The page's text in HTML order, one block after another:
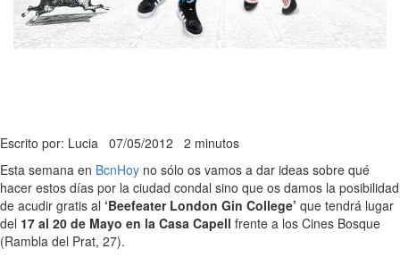
Escrito por: Lucia 07/05/2012 2 minutos
Esta semana en BcnHoy no sólo os vamos a dar ideas sobre qué
hacer estos días por la ciudad condal sino que os damos la posibilidad
de acudir gratis al ‘Beefeater London Gin College’ que tendrá lugar
del 17 al 20 de Mayo en la Casa Capell frente a los Cines Bosque
(Rambla del Prat, 27).